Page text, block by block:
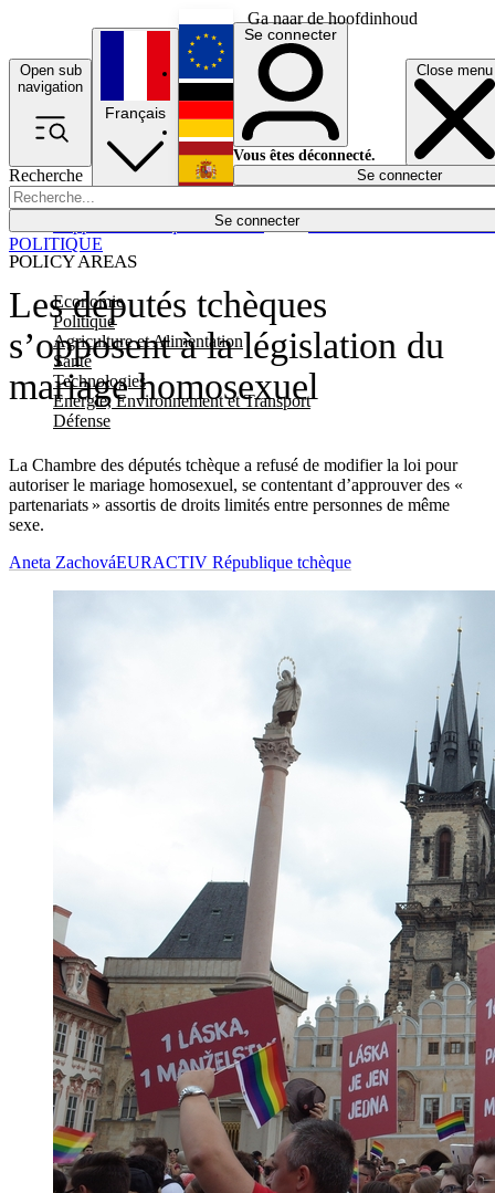
Ga naar de hoofdinhoud
Open sub
navigation
Close menu
Recherche
Se connecter
POLICY AREAS
Economie
Politique
Agriculture et Alimentation
Santé
Technologies
Energie, Environnement et Transport
Défense
Économie
Français
English
Deutsch
Español
Se connecter
Vous êtes déconnecté.
Se connecter
Les députés tchèques
s’opposent à la législation du
mariage homosexuel
La Chambre des députés tchèque a refusé de modifier la loi pour
autoriser le mariage homosexuel, se contentant d’approuver des «
partenariats » assortis de droits limités entre personnes de même
sexe.
POLITIQUE
Aneta ZachováEURACTIV République tchèque